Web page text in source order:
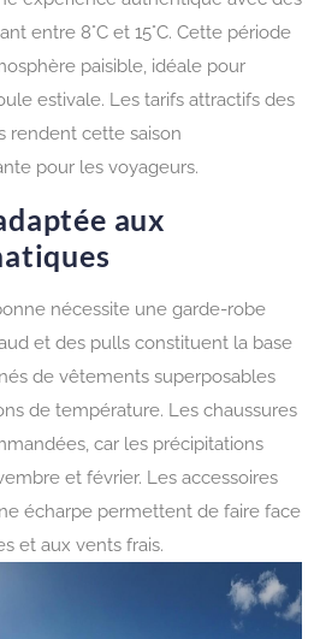
entre 8°C et 15°C. Cette période
paisible, idéale pour
estivale. Les tarifs attractifs des
rendent cette saison
pour les voyageurs.
aux
nécessite une garde-robe
et des pulls constituent la base
de vêtements superposables
de température. Les chaussures
car les précipitations
et février. Les accessoires
écharpe permettent de faire face
et aux vents frais.